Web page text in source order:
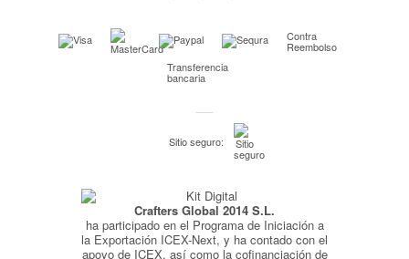
Kimidori PRINT, nuestro servicio de impresión de fotos
Pago seguro y financiación
Condiciones generales de Compra
Contra
Reembolso
Transferencia
bancaria
Sitio seguro:
Crafters Global 2014 S.L.
ha participado en el Programa de Iniciación a
la Exportación ICEX-Next, y ha contado con el
apoyo de ICEX, así como la cofinanciación de